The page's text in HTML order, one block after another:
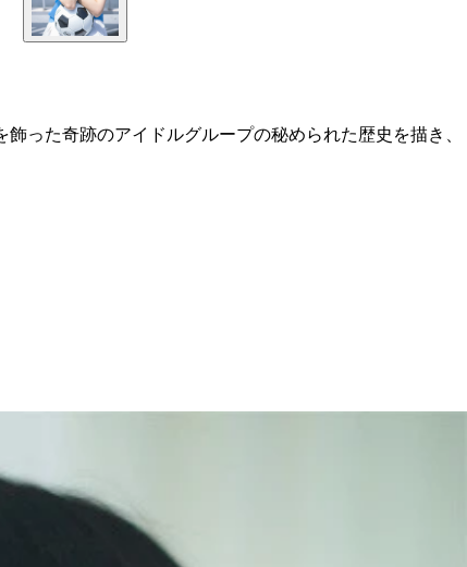
った奇跡のアイドルグループの秘められた歴史を描き、